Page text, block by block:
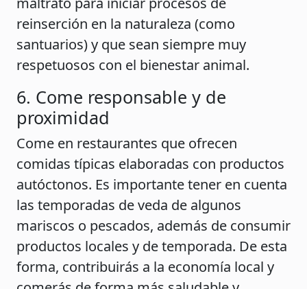
reinserción en la naturaleza (como
santuarios) y que sean siempre muy
respetuosos con el bienestar animal.
6. Come responsable y de
proximidad
Come en restaurantes que ofrecen
comidas típicas elaboradas con productos
autóctonos. Es importante tener en cuenta
las temporadas de veda de algunos
mariscos o pescados, además de consumir
productos locales y de temporada. De esta
forma, contribuirás a la economía local y